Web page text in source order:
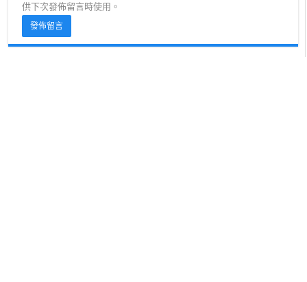
供下次發佈留言時使用。